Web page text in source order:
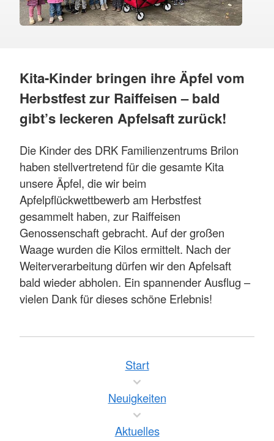
Kita-Kinder bringen ihre Äpfel vom
Herbstfest zur Raiffeisen – bald
gibt’s leckeren Apfelsaft zurück!
Die Kinder des DRK Familienzentrums Brilon
haben stellvertretend für die gesamte Kita
unsere Äpfel, die wir beim
Apfelpflückwettbewerb am Herbstfest
gesammelt haben, zur Raiffeisen
Genossenschaft gebracht. Auf der großen
Waage wurden die Kilos ermittelt. Nach der
Weiterverarbeitung dürfen wir den Apfelsaft
bald wieder abholen. Ein spannender Ausflug –
vielen Dank für dieses schöne Erlebnis!
Start
Neuigkeiten
Aktuelles